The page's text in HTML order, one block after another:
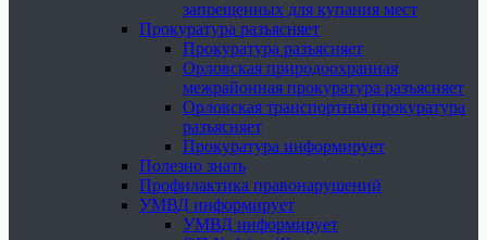
запрещенных для купания мест
Прокуратура разъясняет
Прокуратура разъясняет
Орловская природоохранная
межрайонная прокуратура разъясняет
Орловская транспортная прокуратура
разъясняет
Прокуратура информирует
Полезно знать
Профилактика правонарушений
УМВД информирует
УМВД информирует